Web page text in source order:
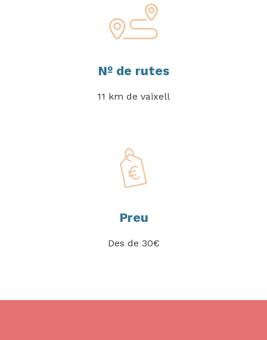
Nº de rutes
11 km de vaixell
Preu
Des de 30€